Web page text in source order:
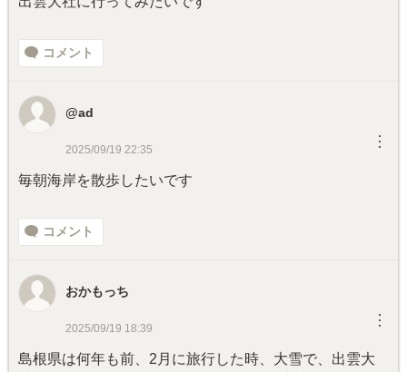
コメント
@ad
2025/09/19 22:35 ︙
毎朝海岸を散歩したいです
コメント
おかもっち
2025/09/19 18:39 ︙
島根県は何年も前、2月に旅行した時、大雪で、出雲大